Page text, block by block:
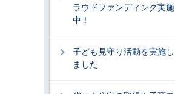
ラウドファンディング実施
中！
子ども見守り活動を実施し
ました